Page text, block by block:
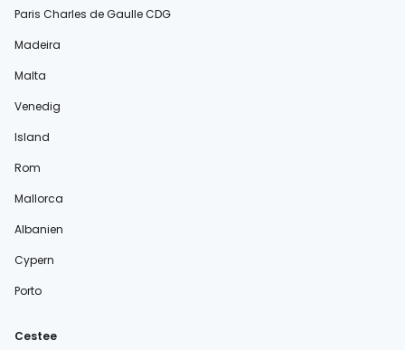
Paris Charles de Gaulle CDG
Madeira
Malta
Venedig
Island
Rom
Mallorca
Albanien
Cypern
Porto
Cestee